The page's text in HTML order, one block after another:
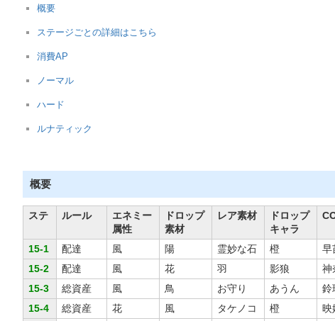
概要
ステージごとの詳細はこちら
消費AP
ノーマル
ハード
ルナティック
概要
ステ ルール
エネミー
属性
ドロップ
素材
レア素材
ドロップ
キャラ
15-1 配達 風 陽 霊妙な石 橙
早
15-2
配達 風 花 羽 影狼
神
15-3
総資産 風 鳥 お守り あうん
鈴
15-4
総資産 花 風 タケノコ 橙
映